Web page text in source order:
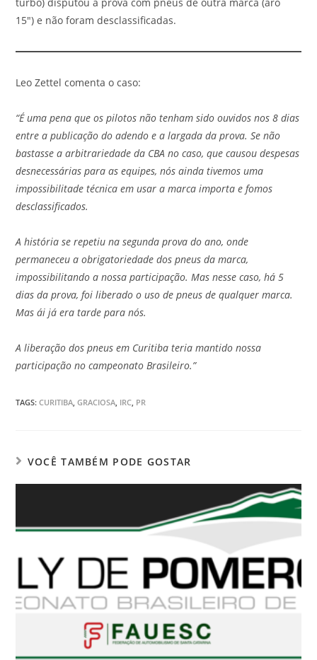
turbo) disputou a prova com pneus de outra marca (aro
15″) e não foram desclassificadas.
Leo Zettel comenta o caso:
“É uma pena que os pilotos não tenham sido ouvidos nos 8 dias
entre a publicação do adendo e a largada da prova. Se não
bastasse a arbitrariedade da CBA no caso, que causou despesas
desnecessárias para as equipes, nós ainda tivemos uma
impossibilitade técnica em usar a marca importa e fomos
desclassificados.
A história se repetiu na segunda prova do ano, onde
permaneceu a obrigatoriedade dos pneus da marca,
impossibilitando a nossa participação. Mas nesse caso, há 5
dias da prova, foi liberado o uso de pneus de qualquer marca.
Mas ái já era tarde para nós.
A liberação dos pneus em Curitiba teria mantido nossa
participação no campeonato Brasileiro.”
TAGS:CURITIBA, GRACIOSA, IRC, PR
VOCÊ TAMBÉM PODE GOSTAR